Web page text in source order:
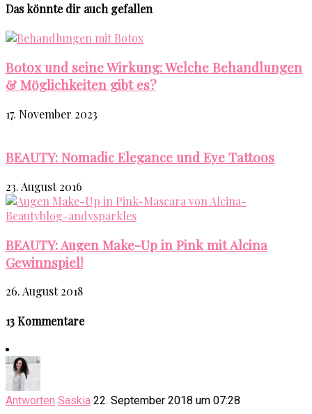
Das könnte dir auch gefallen
Botox und seine Wirkung: Welche Behandlungen
& Möglichkeiten gibt es?
17. November 2023
BEAUTY: Nomadic Elegance und Eye Tattoos
23. August 2016
BEAUTY: Augen Make-Up in Pink mit Alcina
Gewinnspiel!
26. August 2018
13 Kommentare
Antworten Saskia 22. September 2018 um 07:28